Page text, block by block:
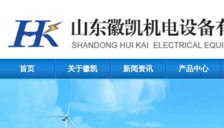
首页 关于徽凯 新闻资讯 产品中心